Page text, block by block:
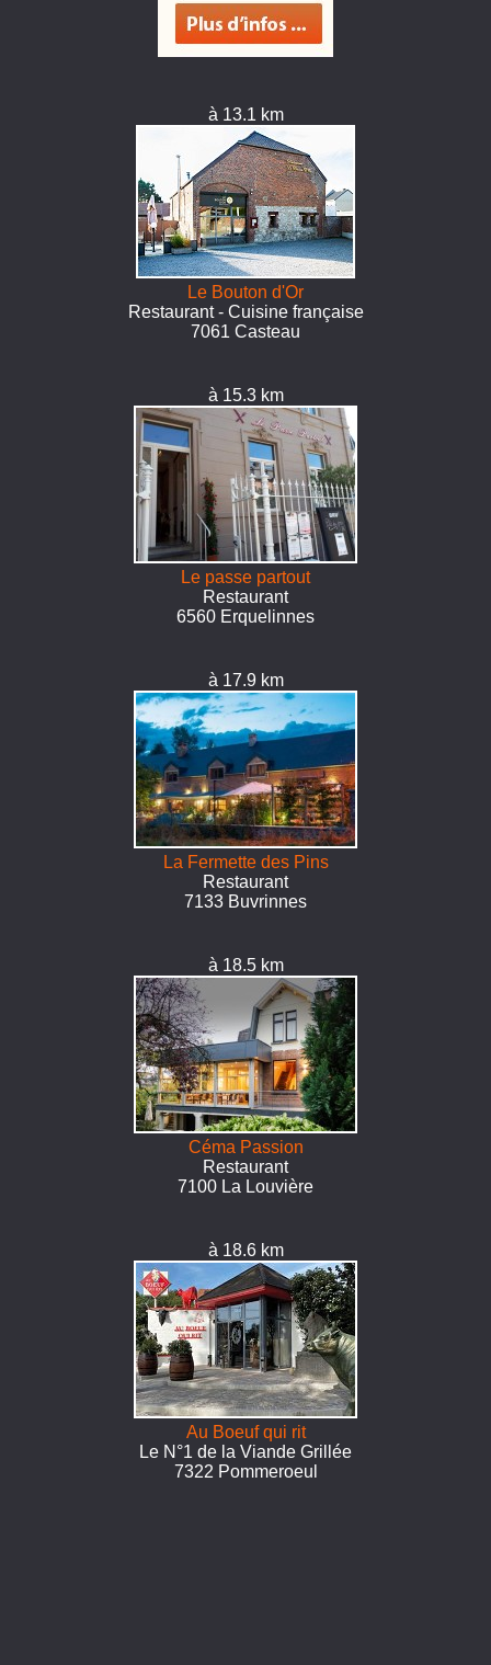
à 13.1 km
Le Bouton d'Or
Restaurant - Cuisine française
7061 Casteau
à 15.3 km
Le passe partout
Restaurant
6560 Erquelinnes
à 17.9 km
La Fermette des Pins
Restaurant
7133 Buvrinnes
à 18.5 km
Céma Passion
Restaurant
7100 La Louvière
à 18.6 km
Au Boeuf qui rit
Le N°1 de la Viande Grillée
7322 Pommeroeul